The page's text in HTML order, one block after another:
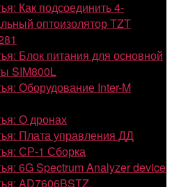
Как подсоединить 4-
оптоизолятор TZT
Блок питания для основной
SIM800L
Оборудование Inter-M
О дронах
Плата управления ДД
СР-1 Сборка
6G Spectrum Analyzer device
AD7606BSTZ,